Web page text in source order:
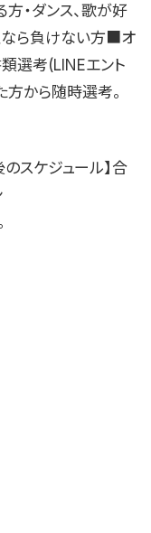
・ダンス、歌が好
なら負けない方■オ
類選考(LINEエント
から随時選考。
スケジュール】合